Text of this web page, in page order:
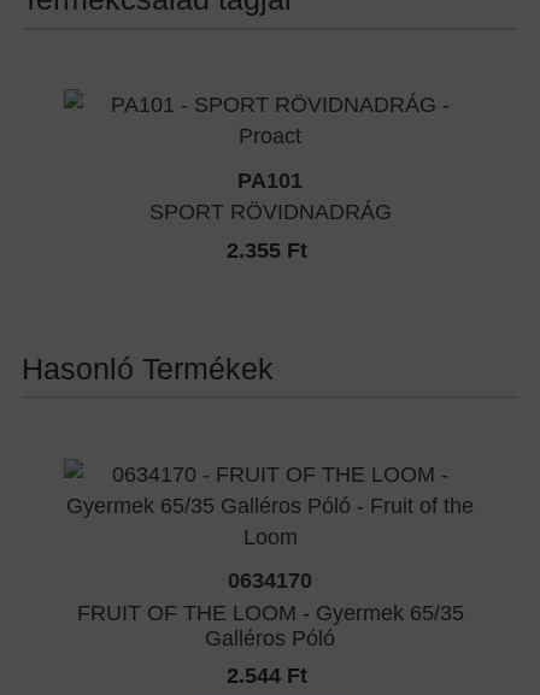
PA101
SPORT RÖVIDNADRÁG
2.355 Ft
Hasonló Termékek
0634170
FRUIT OF THE LOOM - Gyermek 65/35
Galléros Póló
2.544 Ft